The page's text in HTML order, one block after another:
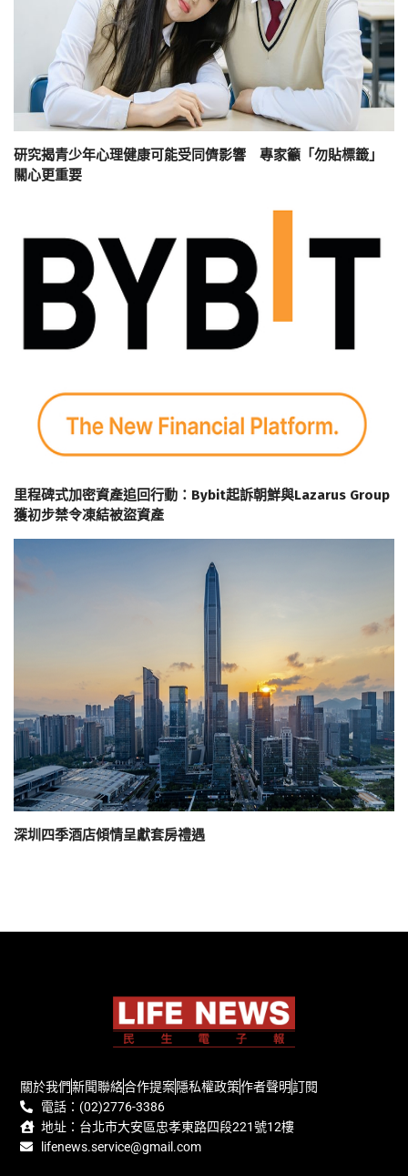
研究揭青少年心理健康可能受同儕影響 專家籲「勿貼標籤」
關心更重要
里程碑式加密資產追回行動：Bybit起訴朝鮮與Lazarus Group
獲初步禁令凍結被盜資產
深圳四季酒店傾情呈獻套房禮遇
關於我們新聞聯絡合作提案隱私權政策作者聲明訂閱
電話：(02)2776-3386
地址：台北市大安區忠孝東路四段221號12樓
lifenews.service@gmail.com